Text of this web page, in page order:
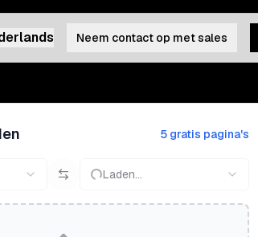
Neem contact op met sales
5 gratis pagina's
Laden...